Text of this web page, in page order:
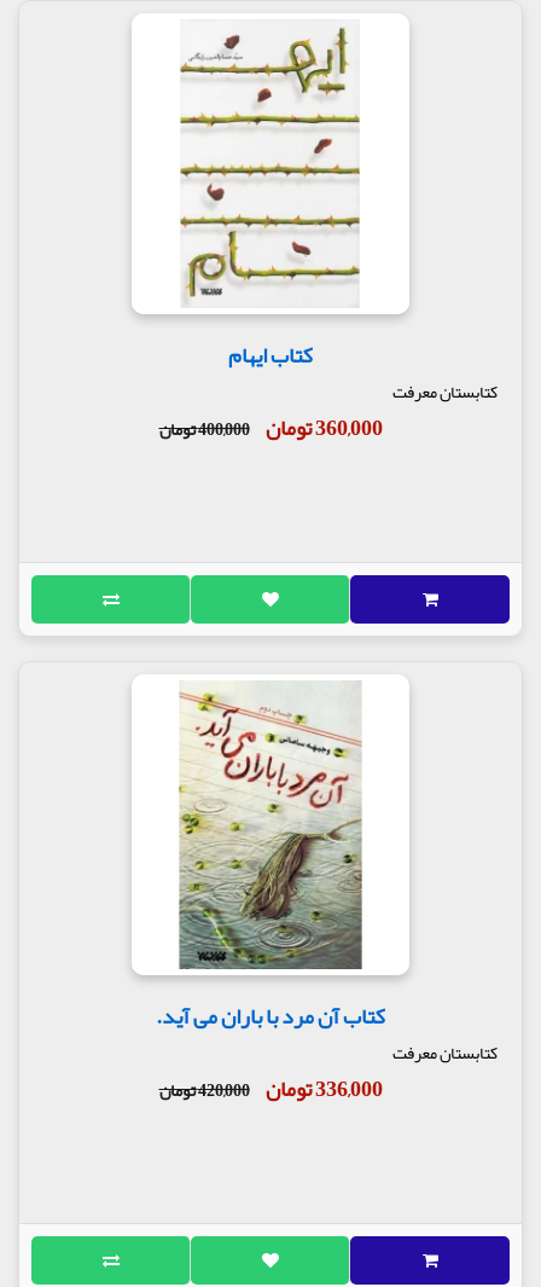
کتاب ایهام
کتابستان معرفت
360,000 تومان 400,000 تومان
کتاب آن مرد با باران می آید.
کتابستان معرفت
336,000 تومان 420,000 تومان